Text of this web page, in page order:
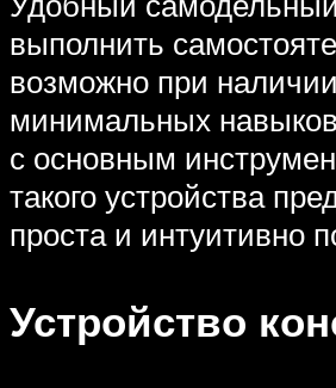
выполнить
возможно при наличии
минимальных
с основным
такого устройства
проста и интуитивно
Устройство